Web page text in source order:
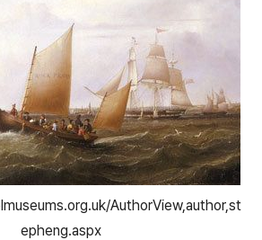
AuthorView,author,st
epheng.aspx